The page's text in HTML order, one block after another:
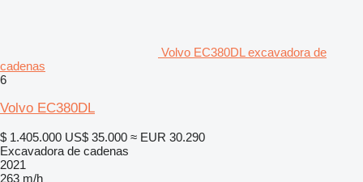
Volvo EC380DL excavadora de
cadenas
6
Volvo EC380DL
$ 1.405.000 US$ 35.000 ≈ EUR 30.290
Excavadora de cadenas
2021
263 m/h